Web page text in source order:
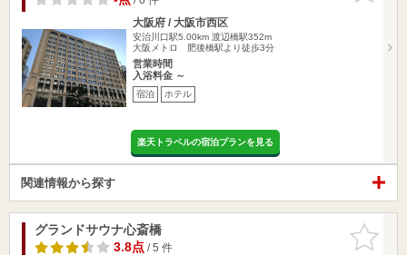
大阪府 / 大阪市西区
安治川口駅5.00km 渡辺橋駅352m
大阪メトロ 肥後橋駅より徒歩3分
営業時間
入浴料金 ～
宿泊 ホテル
楽天トラベルの宿泊プランを見る
関連情報から探す
お気に入
りに追加
グランドサウナ心斎橋
3.8点/ 5 件